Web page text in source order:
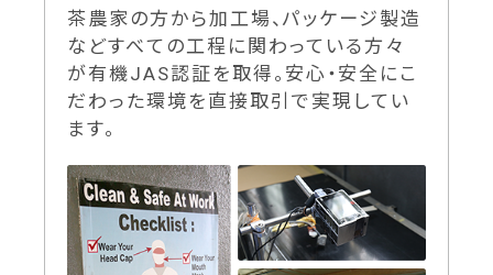
茶農家の方から加工場、パッケージ製造
などすべての工程に関わっている方々
が有機JAS認証を取得。安心・安全にこ
だわった環境を直接取引で実現してい
ます。